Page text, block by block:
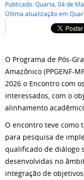
Publicado: Quarta, 04 de
Última atualização em
O Programa de Pós-
Amazônico (PPGENF-
2026 o Encontro com
interessados, com o
alinhamento
O encontro teve como
para pesquisa de
qualificado de diálogo
desenvolvidas no
integração de